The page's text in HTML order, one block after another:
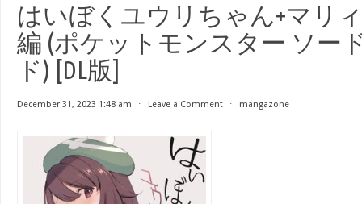
はいぼくユウリちゃん+マリ
編 (ポケットモンスター ソー
ド) [DL版]
December 31, 2023 1:48 am ⋅ Leave a Comment ⋅ mangazone